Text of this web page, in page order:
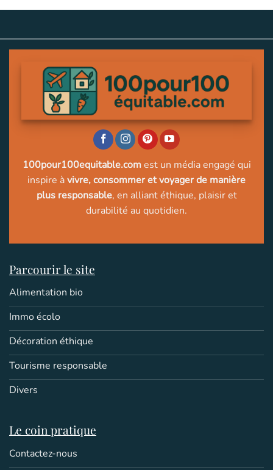
100pour100equitable.comest un média engagé qui
inspire àvivre, consommer et voyager de manière
plus responsable, en alliant éthique, plaisir et
durabilité au quotidien.
Parcourir le site
Alimentation bio
Immo écolo
Décoration éthique
Tourisme responsable
Divers
Le coin pratique
Contactez-nous